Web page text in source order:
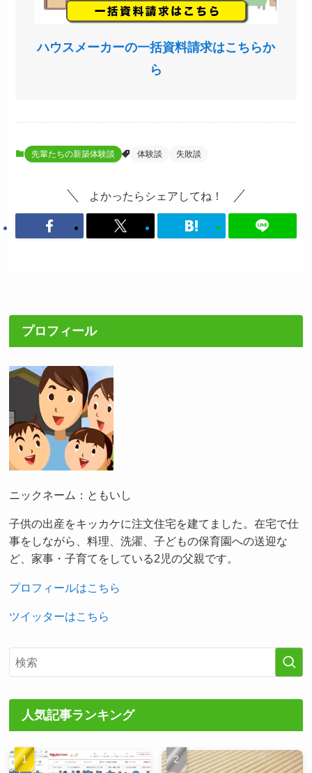
ハウスメーカーの一括資料請求はこちらか
ら
先輩たちの新築体験談 体験談 失敗談
よかったらシェアしてね！
プロフィール
ニックネーム：ともいし
子供の出産をキッカケに注文住宅を建てました。在宅で仕
事をしながら、料理、洗濯、子どもの保育園への送迎な
ど、家事・子育てをしている2児の父親です。
プロフィールはこちら
ツイッターはこちら
人気記事ランキング